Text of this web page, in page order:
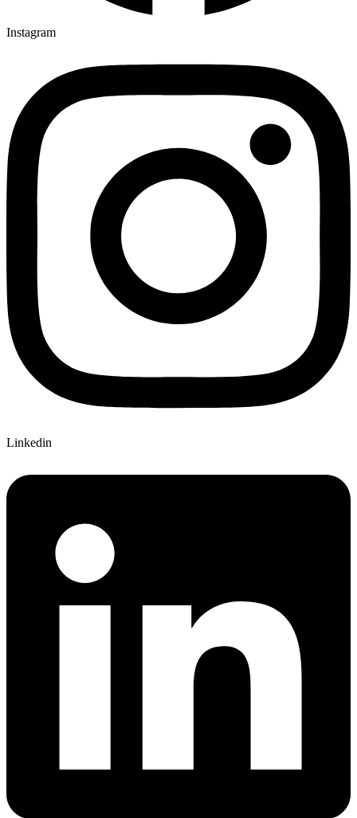
Instagram
Linkedin